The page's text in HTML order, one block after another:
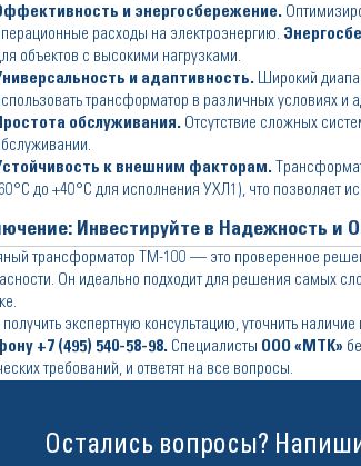
и энергосбережение.
расходы на электроэнергию.
объектов с высокими нагрузками.
и адаптивность. Широкий
трансформатор в различных условиях и
обслуживания. Отсутствие сложных
к внешним факторам.
до +40°C для исполнения УХЛ1), что позволяет
Инвестируйте в Надежность и
трансформатор ТМ-100 — это проверенное
Он идеально подходит для решения самых
экспертную консультацию, уточнить
+7 (495) 540-58-98. Специалисты ООО «МТК»
требований, и ответят на все вопросы.
Остались вопросы?